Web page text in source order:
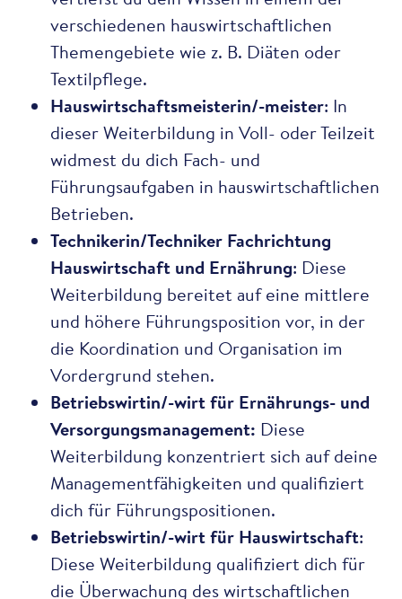
verschiedenen hauswirtschaftlichen
Themengebiete wie z. B. Diäten oder
Textilpflege.
Hauswirtschaftsmeisterin/-meister: In
dieser Weiterbildung in Voll- oder Teilzeit
widmest du dich Fach- und
Führungsaufgaben in hauswirtschaftlichen
Betrieben.
Technikerin/Techniker Fachrichtung
Hauswirtschaft und Ernährung: Diese
Weiterbildung bereitet auf eine mittlere
und höhere Führungsposition vor, in der
die Koordination und Organisation im
Vordergrund stehen.
Betriebswirtin/-wirt für Ernährungs- und
Versorgungsmanagement: Diese
Weiterbildung konzentriert sich auf deine
Managementfähigkeiten und qualifiziert
dich für Führungspositionen.
Betriebswirtin/-wirt für Hauswirtschaft:
Diese Weiterbildung qualifiziert dich für
die Überwachung des wirtschaftlichen